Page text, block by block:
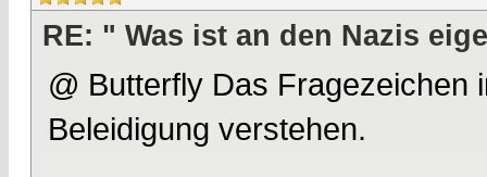
RE: " Was ist an den Nazis
@ Butterfly Das Fragezeichen
Beleidigung verstehen.